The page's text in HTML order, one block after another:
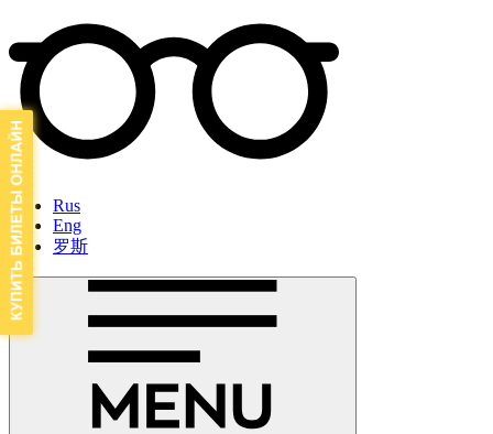
Rus
Eng
罗斯